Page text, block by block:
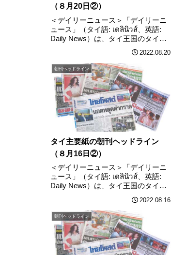
（８月20日②）
＜デイリーニュース＞「デイリーニ
ュース」（タイ語: เดลินิวส์、英語:
Daily News）は、タイ王国のタイ語
日刊新聞。1964年3月28日に創刊。タ
イで発行されるタイ語専門の日刊新
聞としてタイ・ラットに次ぐ業界2位
の地位を確立………
2022.08.20
朝刊ヘッドライン
タイ主要紙の朝刊ヘッドライン
（８月16日②）
＜デイリーニュース＞「デイリーニ
ュース」（タイ語: เดลินิวส์、英語:
Daily News）は、タイ王国のタイ語
日刊新聞。1964年3月28日に創刊。タ
イで発行されるタイ語専門の日刊新
聞としてタイ・ラットに次ぐ業界2位
の地位を確立………
2022.08.16
朝刊ヘッドライン